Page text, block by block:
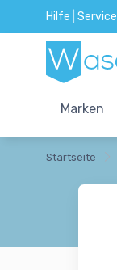
Hilfe Service
Marken
Startseite